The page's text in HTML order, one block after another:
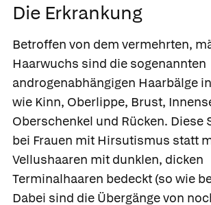
Die Erkrankung
Betroffen von dem vermehrten,
Haarwuchs sind die sogenannten
androgenabhängigen Haarbälge
wie Kinn, Oberlippe, Brust,
Oberschenkel und Rücken. Diese
bei Frauen mit Hirsutismus statt
Vellushaaren mit dunklen, dicken
Terminalhaaren bedeckt (so wie
Dabei sind die Übergänge von